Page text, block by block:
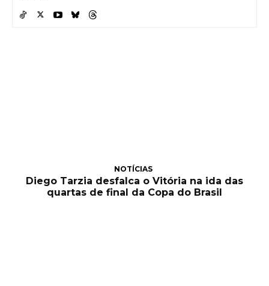
NOTÍCIAS
Diego Tarzia desfalca o Vitória na ida das
quartas de final da Copa do Brasil